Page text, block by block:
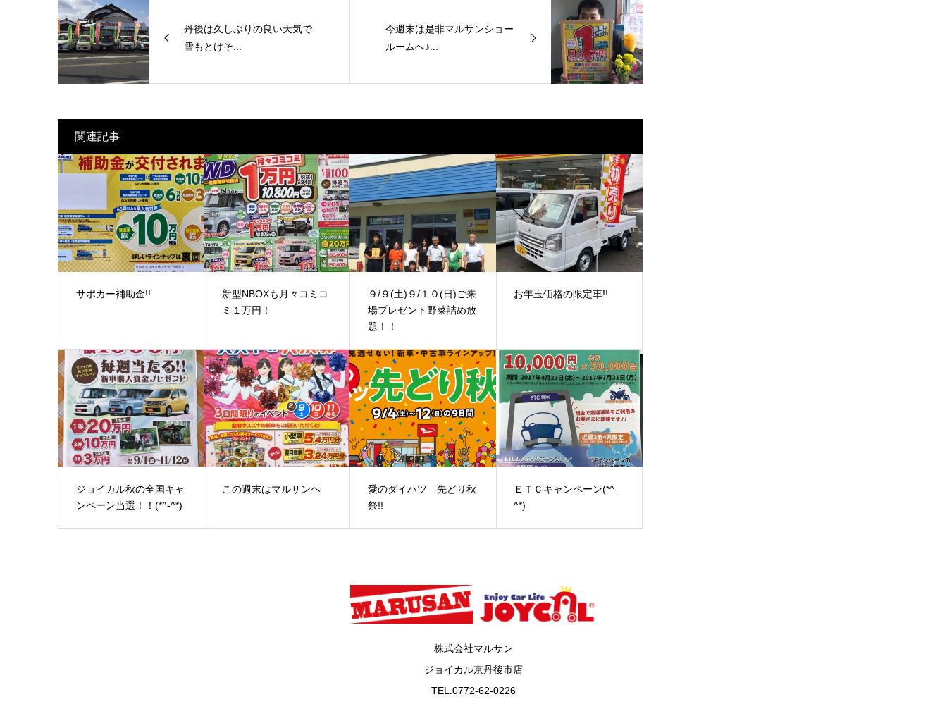
丹後は久しぶりの良い天気で
雪もとけそ...
今週末は是非マルサンショー
ルームへ♪...
関連記事
サポカー補助金!!
新型NBOXも月々コミコ
ミ１万円！
９/９(土)９/１０(日)ご来
場プレゼント野菜詰め放
題！！
お年玉価格の限定車!!
ジョイカル秋の全国キャ
ンペーン当選！！(*^-^*)
この週末はマルサンヘ
愛のダイハツ 先どり秋
祭!!
ＥＴＣキャンペーン(*^-
^*)
株式会社マルサン
ジョイカル京丹後市店
TEL. 0772-62-0226